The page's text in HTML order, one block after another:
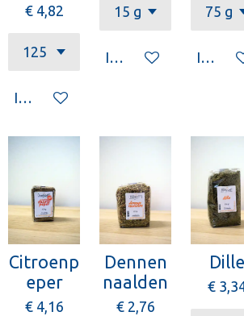
€ 4,82
In winkelwagen
In winkelwagenIn
Citroenp
eper
€ 4,16
Dennen
naalden
€ 2,76
Dille
€